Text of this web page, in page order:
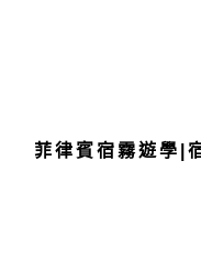
菲律賓宿霧遊學|